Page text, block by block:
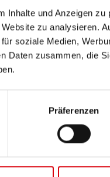
Inhalte und Anzeigen
zu analysieren.
soziale Medien,
Daten zusammen, die
Präferenzen
eine